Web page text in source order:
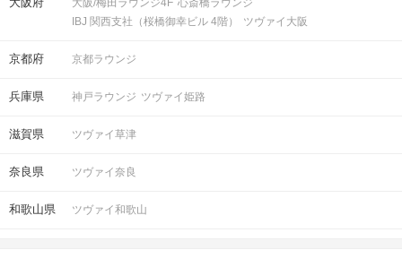
大阪/梅田ラウンジ4F 心斎橋ラウンジ
IBJ 関西支社（桜橋御幸ビル 4階）
ツヴァイ大阪
京都府 京都ラウンジ
兵庫県 神戸ラウンジ ツヴァイ姫路
滋賀県 ツヴァイ草津
奈良県 ツヴァイ奈良
和歌山県 ツヴァイ和歌山